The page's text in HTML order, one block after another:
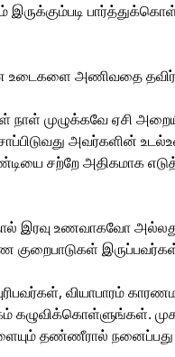
உடைகளை அணிவதை
நாள் முழுக்கவே ஏசி
அவர்களின்
சற்றே அதிகமாக
இரவு உணவாகவோ அல்லது
இருப்பவர்கள்
வியாபாரம்
கழுவிக்கொள்ளுங்கள்.
தண்ணீரால் நனைப்பது